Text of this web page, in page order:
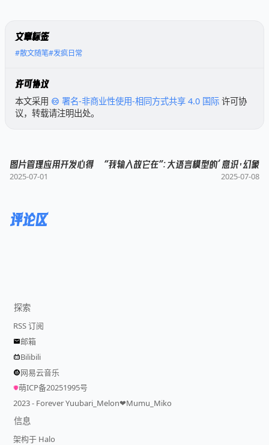
文章标签
#散文随笔#发疯日常
许可协议
本文采用 署名-非商业性使用-相同方式共享 4.0 国际 许可协
议，转载请注明出处。
图片管理应用开发心得
2025-07-01
“我输入故它在”：大语言模型的‘意识’幻象
2025-07-08
评论区
探索
RSS 订阅
邮箱
Bilibili
网易云音乐
萌ICP备20251995号
2023 - Forever Yuubari_Melon❤Mumu_Miko
信息
架构于 Halo